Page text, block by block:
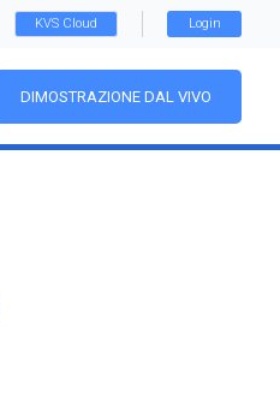
KVS Cloud Login
DIMOSTRAZIONE DAL VIVO